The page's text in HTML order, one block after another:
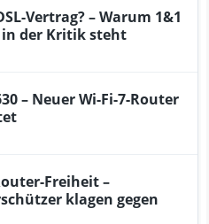
Vertrag? – Warum 1&1
der Kritik steht
– Neuer Wi-Fi-7-Router
Freiheit –
klagen gegen